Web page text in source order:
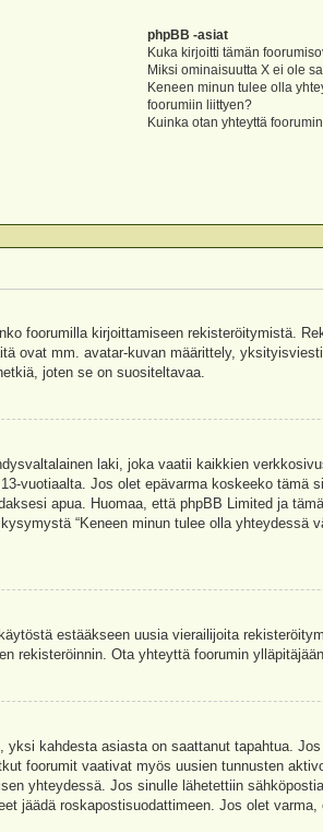
phpBB -asiat
Kuka kirjoitti tämän
Miksi ominaisuutta X ei ole
Keneen minun tulee olla
foorumiin liittyen?
Kuinka otan yhteyttä
foorumilla kirjoittamiseen rekisteröitymistä.
ovat mm. avatar-kuvan määrittely,
joten se on suositeltavaa.
laki, joka vaatii kaikkien
vuotiaalta. Jos olet epävarma koskeeko tämä
apua. Huomaa, että phpBB Limited ja
“Keneen minun tulee olla yhteydessä
estääkseen uusia vierailijoita
rekisteröinnin. Ota yhteyttä foorumin
kahdesta asiasta on saattanut tapahtua.
foorumit vaativat myös uusien tunnusten
yhteydessä. Jos sinulle lähetettiin
jäädä roskapostisuodattimeen. Jos olet